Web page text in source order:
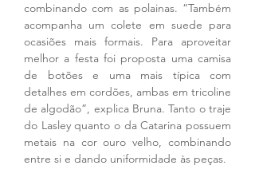
combinando com as polainas. “Também
acompanha um colete em suede para
ocasiões mais formais. Para aproveitar
melhor a festa foi proposta uma camisa
de botões e uma mais típica com
detalhes em cordões, ambas em tricoline
de algodão”, explica Bruna. Tanto o traje
do Lasley quanto o da Catarina possuem
metais na cor ouro velho, combinando
entre si e dando uniformidade às peças.